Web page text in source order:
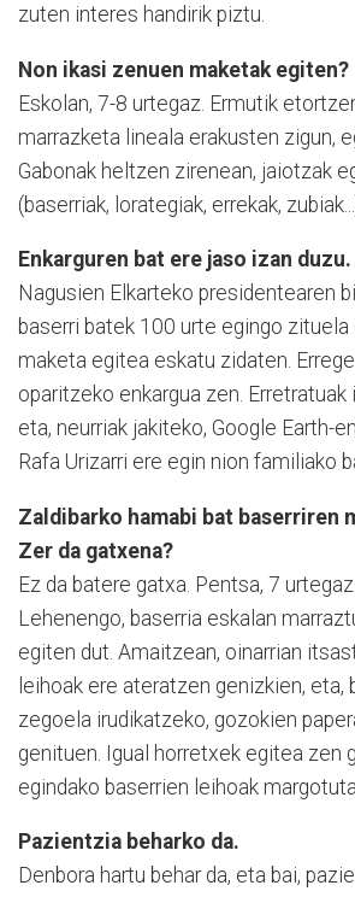
zuten interes handirik piztu.
Non ikasi zenuen maketak egiten?
Eskolan, 7-8 urtegaz. Ermutik
marrazketa lineala erakusten zigun,
Gabonak heltzen zirenean, jaiotzak
(baserriak, lorategiak, errekak,
Enkarguren bat ere jaso izan duzu.
Nagusien Elkarteko presidentearen
baserri batek 100 urte egingo zituela
maketa egitea eskatu zidaten.
oparitzeko enkargua zen. Erretratuak
eta, neurriak jakiteko, Google Earth-
Rafa Urizarri ere egin nion familiako
Zaldibarko hamabi bat baserriren
Zer da gatxena?
Ez da batere gatxa. Pentsa, 7
Lehenengo, baserria eskalan
egiten dut. Amaitzean, oinarrian
leihoak ere ateratzen genizkien, eta,
zegoela irudikatzeko, gozokien
genituen. Igual horretxek egitea zen
egindako baserrien leihoak
Pazientzia beharko da.
Denbora hartu behar da, eta bai,